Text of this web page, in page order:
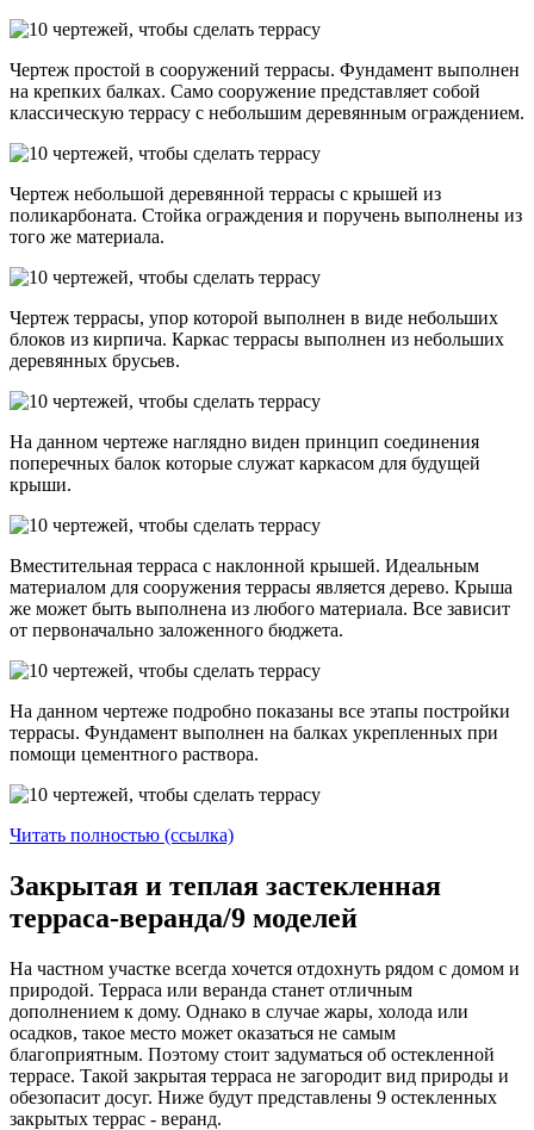
Чертеж простой в сооружений террасы. Фундамент выполнен
на крепких балках. Само сооружение представляет собой
классическую террасу с небольшим деревянным ограждением.
Чертеж небольшой деревянной террасы с крышей из
поликарбоната. Стойка ограждения и поручень выполнены из
того же материала.
Чертеж террасы, упор которой выполнен в виде небольших
блоков из кирпича. Каркас террасы выполнен из небольших
деревянных брусьев.
На данном чертеже наглядно виден принцип соединения
поперечных балок которые служат каркасом для будущей
крыши.
Вместительная терраса с наклонной крышей. Идеальным
материалом для сооружения террасы является дерево. Крыша
же может быть выполнена из любого материала. Все зависит
от первоначально заложенного бюджета.
На данном чертеже подробно показаны все этапы постройки
террасы. Фундамент выполнен на балках укрепленных при
помощи цементного раствора.
Читать полностью (ссылка)
Закрытая и теплая застекленная
терраса-веранда/9 моделей
На частном участке всегда хочется отдохнуть рядом с домом и
природой. Терраса или веранда станет отличным
дополнением к дому. Однако в случае жары, холода или
осадков, такое место может оказаться не самым
благоприятным. Поэтому стоит задуматься об остекленной
террасе. Такой закрытая терраса не загородит вид природы и
обезопасит досуг. Ниже будут представлены 9 остекленных
закрытых террас - веранд.